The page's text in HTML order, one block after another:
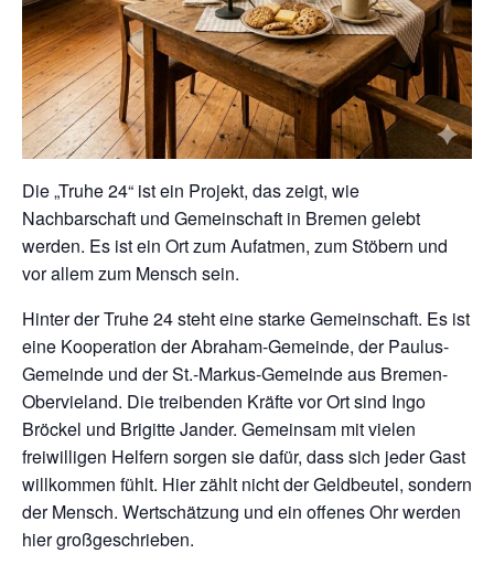
Die „Truhe 24“ ist ein Projekt, das zeigt, wie
Nachbarschaft und Gemeinschaft in Bremen gelebt
werden. Es ist ein Ort zum Aufatmen, zum Stöbern und
vor allem zum Mensch sein.
Hinter der Truhe 24 steht eine starke Gemeinschaft. Es ist
eine Kooperation der Abraham-Gemeinde, der Paulus-
Gemeinde und der St.-Markus-Gemeinde aus Bremen-
Obervieland. Die treibenden Kräfte vor Ort sind Ingo
Bröckel und Brigitte Jander. Gemeinsam mit vielen
freiwilligen Helfern sorgen sie dafür, dass sich jeder Gast
willkommen fühlt. Hier zählt nicht der Geldbeutel, sondern
der Mensch. Wertschätzung und ein offenes Ohr werden
hier großgeschrieben.